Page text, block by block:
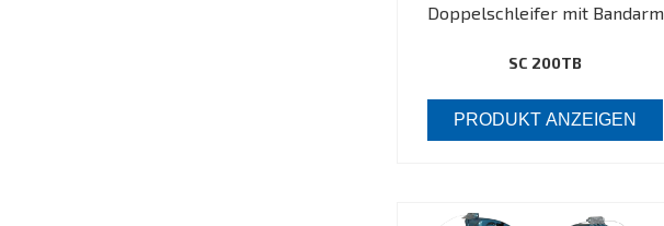
Doppelschleifer mit Bandarm
SC 200TB
PRODUKT ANZEIGEN